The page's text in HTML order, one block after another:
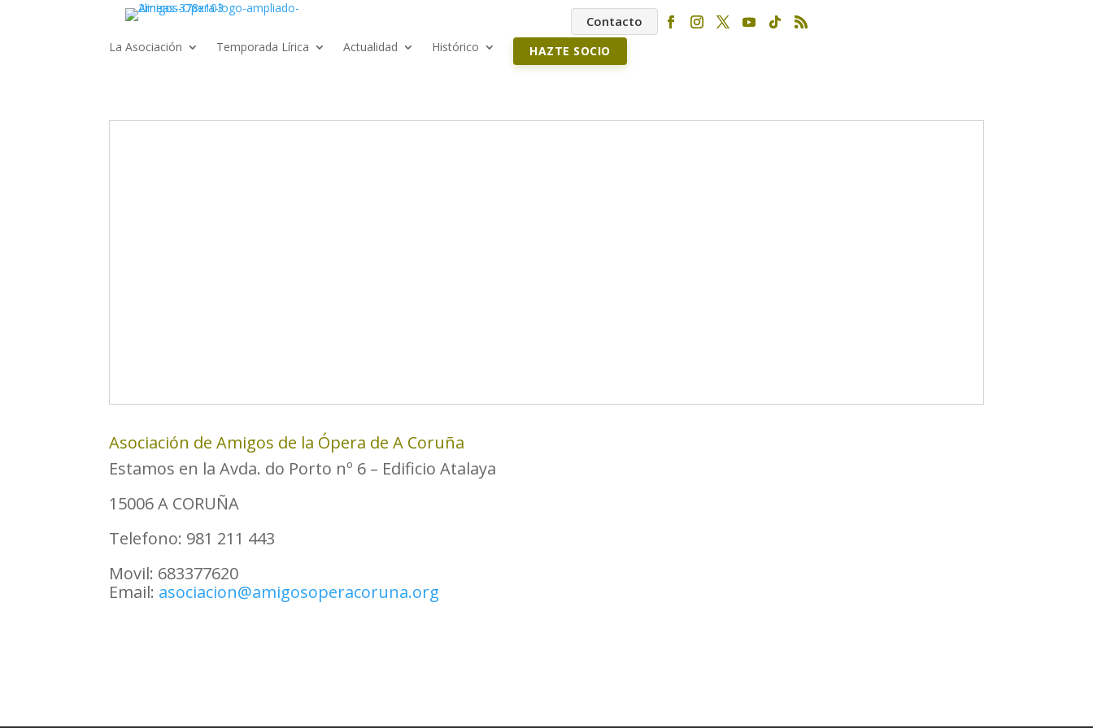
Contacto
La Asociación Temporada Lírica Actualidad Histórico HAZTE SOCIO
Asociación de Amigos de la Ópera de A Coruña
Estamos en la Avda. do Porto nº 6 – Edificio Atalaya
15006 A CORUÑA
Telefono: 981 211 443
Movil: 683377620
Email: asociacion@amigosoperacoruna.org